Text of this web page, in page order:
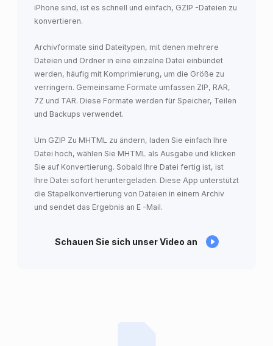
iPhone sind, ist es schnell und einfach, GZIP -Dateien zu
konvertieren.
Archivformate sind Dateitypen, mit denen mehrere
Dateien und Ordner in eine einzelne Datei einbündet
werden, häufig mit Komprimierung, um die Größe zu
verringern. Gemeinsame Formate umfassen ZIP, RAR,
7Z und TAR. Diese Formate werden für Speicher, Teilen
und Backups verwendet.
Um GZIP Zu MHTML zu ändern, laden Sie einfach Ihre
Datei hoch, wählen Sie MHTML als Ausgabe und klicken
Sie auf Konvertierung. Sobald Ihre Datei fertig ist, ist
Ihre Datei sofort heruntergeladen. Diese App unterstützt
die Stapelkonvertierung von Dateien in einem Archiv
und sendet das Ergebnis an E -Mail.
Schauen Sie sich unser Video an